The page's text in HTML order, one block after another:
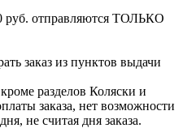
руб. отправляются ТОЛЬКО
заказ из пунктов выдачи
разделов Коляски и
заказа, нет возможности
не считая дня заказа.